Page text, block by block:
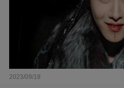
2023/09/18